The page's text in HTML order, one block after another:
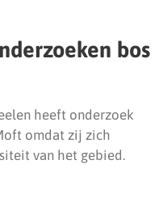
bos
heeft onderzoek
omdat zij zich
van het gebied.